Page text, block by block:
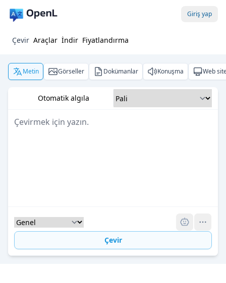
Giriş yap
Çevir Araçlar İndir Fiyatlandırma
Metin Görseller Dokümanlar Konuşma Web
Otomatik algıla
Çevir